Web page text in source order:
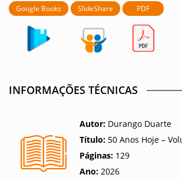
Google Books SlideShare PDF
INFORMAÇÕES TÉCNICAS
Autor: Durango Duarte
Título: 50 Anos Hoje –
Páginas: 129
Ano: 2026